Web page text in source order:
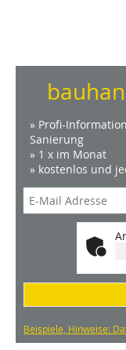
» Profi-
Sanierung
» 1 x im Monat
» kostenlos und
Beispiele, Hinweise: